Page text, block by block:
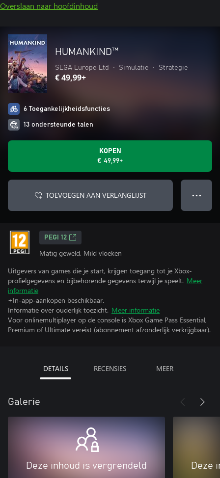
Overslaan naar hoofdinhoud
HUMANKIND™
SEGA Europe Ltd • Simulatie • Strategie
€ 49,99+
6 Toegankelijkheidsfuncties
13 ondersteunde talen
KOPEN
€ 49,99+
TOEVOEGEN AAN VERLANGLIJST ● ● ●
PEGI 12
Matig geweld, Mild vloeken
Uitgevers van games die je start, krijgen toegang tot je Xbox-
profielgegevens en bijbehorende gegevens terwijl je speelt. Meer
informatie
+In-app-aankopen beschikbaar.
Informatie over ouderlijk toezicht. Meer informatie
Voor onlinemultiplayer op de console is Xbox Game Pass Essential,
Premium of Ultimate vereist (abonnement afzonderlijk verkrijgbaar).
DETAILS RECENSIES MEER
Galerie
Deze inhoud is vergrendeld Deze